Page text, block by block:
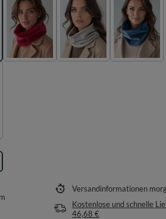
Versandinformationen
Kostenlose und schnelle
46,68 €